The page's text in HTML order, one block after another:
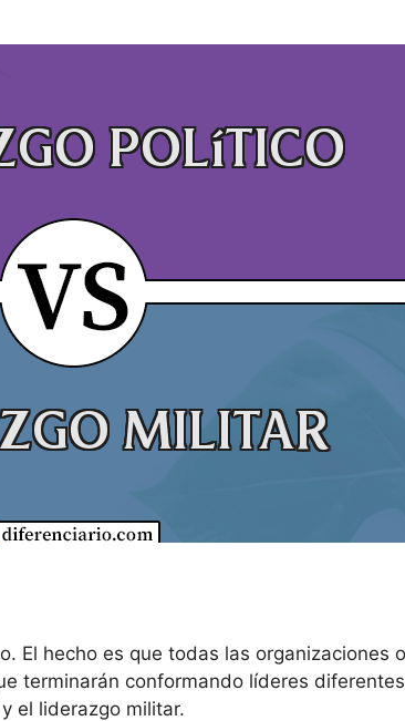
El hecho es que todas las organizaciones
terminarán conformando líderes
el liderazgo militar.